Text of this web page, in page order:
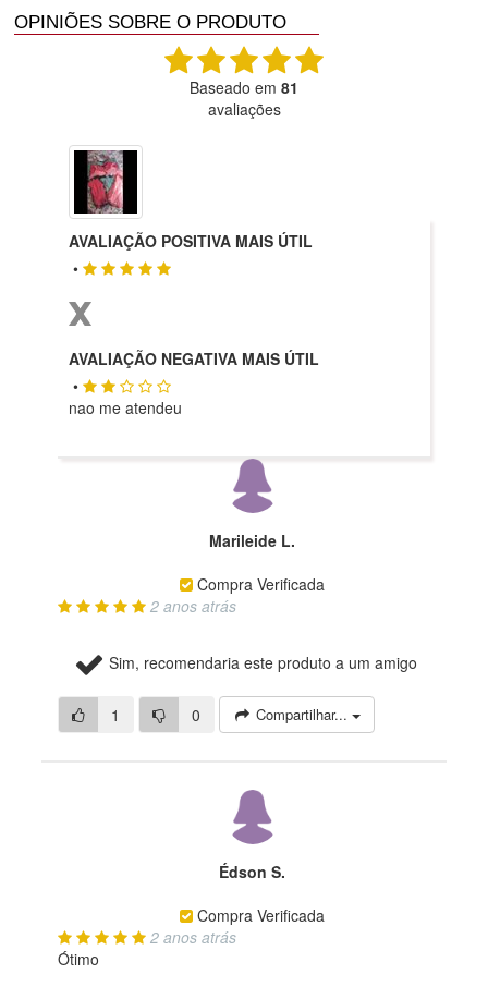
OPINIÕES SOBRE O PRODUTO
Baseado em 81
avaliações
AVALIAÇÃO POSITIVA MAIS ÚTIL
•
AVALIAÇÃO NEGATIVA MAIS ÚTIL
•
nao me atendeu
Marileide L.
Compra Verificada
2 anos atrás
Sim, recomendaria este produto a um amigo
1 0 Compartilhar...
Édson S.
Compra Verificada
2 anos atrás
Ótimo